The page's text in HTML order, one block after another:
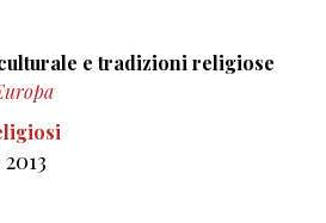
e tradizioni religiose